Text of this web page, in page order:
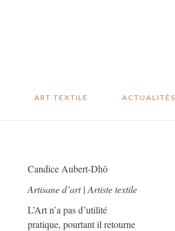
ART TEXTILE
Oeuvres
disponibles
ACTUALITÉS
Candice Aubert-Dhô
Artisane d’art | Artiste textile
L’Art n’a pas d’utilité
pratique, pourtant il retourne